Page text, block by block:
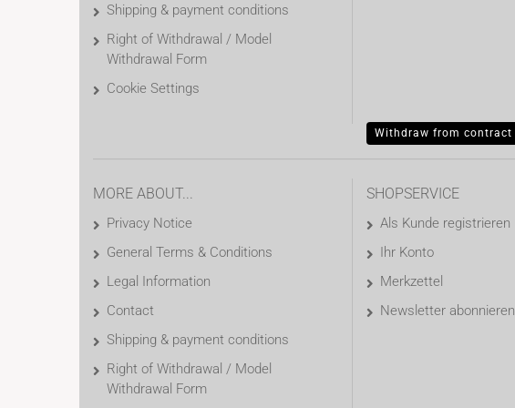
Shipping & payment conditions
Right of Withdrawal / Model
Withdrawal Form
Cookie Settings
Withdraw from contract
MORE ABOUT...
Privacy Notice
General Terms & Conditions
Legal Information
Contact
Shipping & payment conditions
Right of Withdrawal / Model
Withdrawal Form
SHOPSERVICE
Als Kunde registrieren
Ihr Konto
Merkzettel
Newsletter abonnieren